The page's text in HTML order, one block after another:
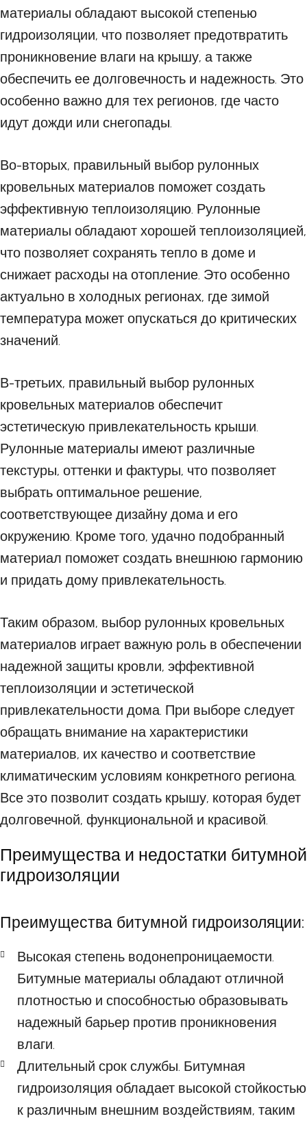
материалы обладают высокой степенью
гидроизоляции, что позволяет предотвратить
проникновение влаги на крышу, а также
обеспечить ее долговечность и надежность. Это
особенно важно для тех регионов, где часто
идут дожди или снегопады.
Во-вторых, правильный выбор рулонных
кровельных материалов поможет создать
эффективную теплоизоляцию. Рулонные
материалы обладают хорошей теплоизоляцией,
что позволяет сохранять тепло в доме и
снижает расходы на отопление. Это особенно
актуально в холодных регионах, где зимой
температура может опускаться до критических
значений.
В-третьих, правильный выбор рулонных
кровельных материалов обеспечит
эстетическую привлекательность крыши.
Рулонные материалы имеют различные
текстуры, оттенки и фактуры, что позволяет
выбрать оптимальное решение,
соответствующее дизайну дома и его
окружению. Кроме того, удачно подобранный
материал поможет создать внешнюю гармонию
и придать дому привлекательность.
Таким образом, выбор рулонных кровельных
материалов играет важную роль в обеспечении
надежной защиты кровли, эффективной
теплоизоляции и эстетической
привлекательности дома. При выборе следует
обращать внимание на характеристики
материалов, их качество и соответствие
климатическим условиям конкретного региона.
Все это позволит создать крышу, которая будет
долговечной, функциональной и красивой.
Преимущества и недостатки битумной
гидроизоляции
Преимущества битумной гидроизоляции:
Высокая степень водонепроницаемости.
Битумные материалы обладают отличной
плотностью и способностью образовывать
надежный барьер против проникновения
влаги.
Длительный срок службы. Битумная
гидроизоляция обладает высокой стойкостью
к различным внешним воздействиям, таким